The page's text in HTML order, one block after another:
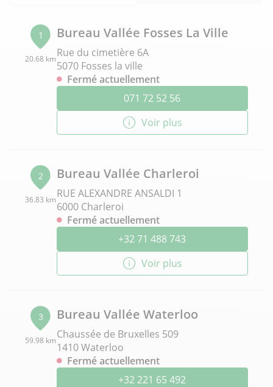
1
20.68 km
Bureau Vallée Fosses La Ville
Rue du cimetière 6A
5070 Fosses la ville
Fermé actuellement
071 72 52 56
Voir plus
2
36.83 km
Bureau Vallée Charleroi
RUE ALEXANDRE ANSALDI 1
6000 Charleroi
Fermé actuellement
+32 71 488 743
Voir plus
3
59.98 km
Bureau Vallée Waterloo
Chaussée de Bruxelles 509
1410 Waterloo
Fermé actuellement
+32 221 65 492